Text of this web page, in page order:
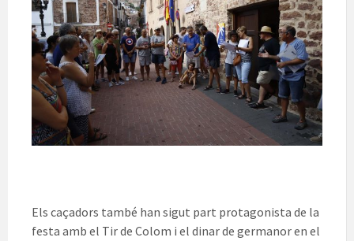
Els caçadors també han sigut part protagonista de la
festa amb el Tir de Colom i el dinar de germanor en el